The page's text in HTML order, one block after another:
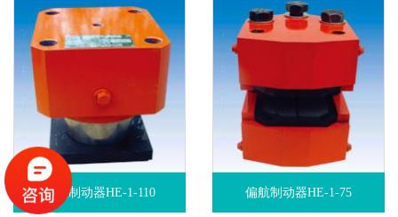
偏航制动器HE-1-110 偏航制动器HE-1-75